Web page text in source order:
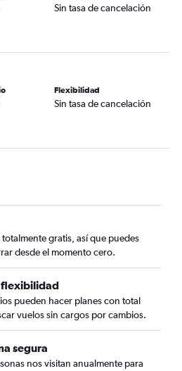
Sin tasa de cancelación
Flexibilidad
Sin tasa de cancelación
gratis, así que puedes
desde el momento cero.
flexibilidad
pueden hacer planes con total
vuelos sin cargos por cambios.
segura
nos visitan anualmente para